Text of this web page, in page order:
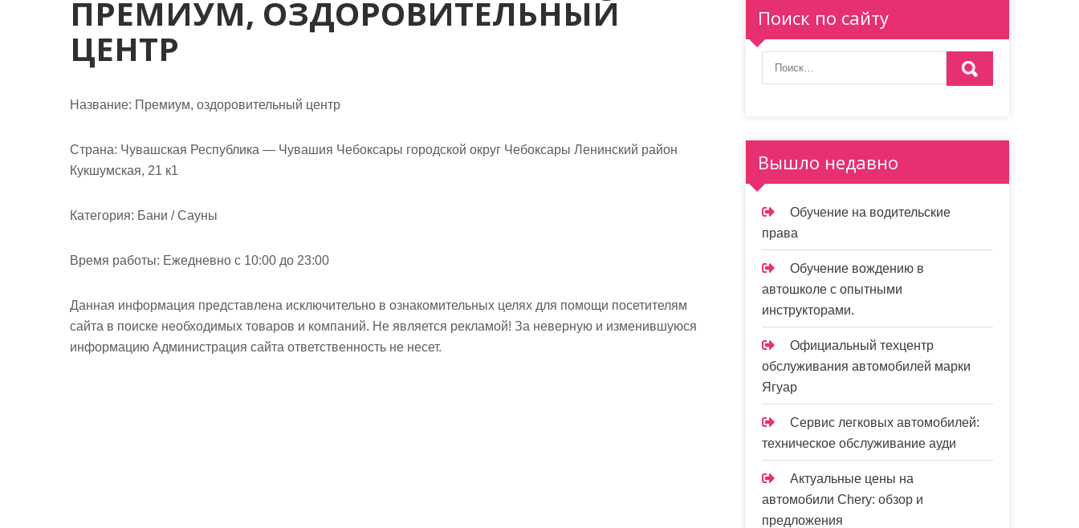
ПРЕМИУМ, ОЗДОРОВИТЕЛЬНЫЙ
ЦЕНТР
Название: Премиум, оздоровительный центр
Страна: Чувашская Республика — Чувашия Чебоксары городской округ Чебоксары Ленинский район
Кукшумская, 21 к1
Категория: Бани / Сауны
Время работы: Ежедневно с 10:00 до 23:00
Данная информация представлена исключительно в ознакомительных целях для помощи посетителям
сайта в поиске необходимых товаров и компаний. Не является рекламой! За неверную и изменившуюся
информацию Администрация сайта ответственность не несет.
Поиск по сайту
Вышло недавно
Обучение на водительские
права
Обучение вождению в
автошколе с опытными
инструкторами.
Официальный техцентр
обслуживания автомобилей марки
Ягуар
Сервис легковых автомобилей:
техническое обслуживание ауди
Актуальные цены на
автомобили Chery: обзор и
предложения